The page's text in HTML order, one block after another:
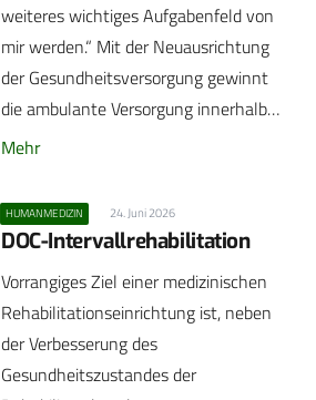
weiteres wichtiges Aufgabenfeld von
mir werden.“ Mit der Neuausrichtung
der Gesundheitsversorgung gewinnt
die ambulante Versorgung innerhalb…
Mehr
HUMANMEDIZIN 24. Juni 2026
DOC-Intervallrehabilitation
Vorrangiges Ziel einer medizinischen
Rehabilitationseinrichtung ist, neben
der Verbesserung des
Gesundheitszustandes der